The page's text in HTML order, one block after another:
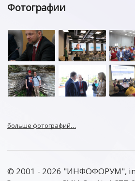
Фотографии
больше фотографий…
© 2001 - 2026 "ИНФОФОРУМ",